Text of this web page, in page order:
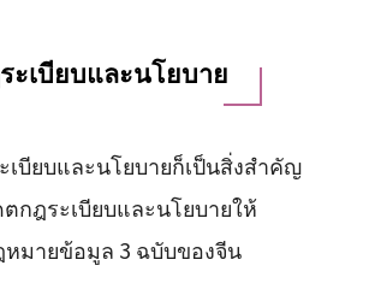
ะเบียบและนโยบาย
เบียบและนโยบายก็เป็นสิ่งสำคัญ
ตกฎระเบียบและนโยบายให้
มายข้อมูล 3 ฉบับของจีน